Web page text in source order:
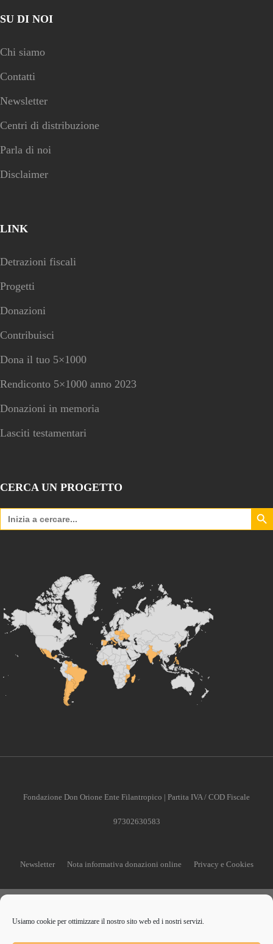
Usiamo cookie per ottimizzare il nostro sito web ed i nostri servizi.
SU DI NOI
Chi siamo
Contatti
Newsletter
Centri di distribuzione
Parla di noi
Disclaimer
LINK
Detrazioni fiscali
Progetti
Donazioni
Contribuisci
Dona il tuo 5×1000
Rendiconto 5×1000 anno 2023
Donazioni in memoria
Lasciti testamentari
CERCA UN PROGETTO
Search
for:
Search
Fondazione Don Orione Ente Filantropico | Partita IVA / COD Fiscale
97302630583
Newsletter Nota informativa donazioni online Privacy e Cookies